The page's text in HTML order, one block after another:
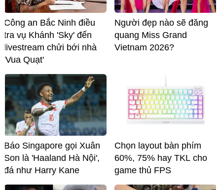
Công an Bắc Ninh điều
tra vụ Khánh 'Sky' đến
livestream chửi bới nhà
'Vua Quạt'
Người đẹp nào sẽ đăng
quang Miss Grand
Vietnam 2026?
Báo Singapore gọi Xuân
Son là 'Haaland Hà Nội',
đá như Harry Kane
Chọn layout bàn phím
60%, 75% hay TKL cho
game thủ FPS